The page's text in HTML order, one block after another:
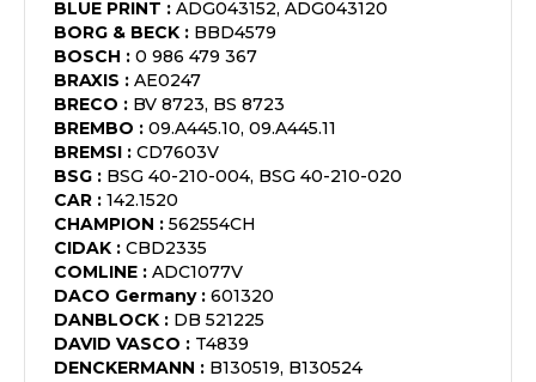
BLUE PRINT : ADG043152, ADG043120
BORG & BECK : BBD4579
BOSCH : 0 986 479 367
BRAXIS : AE0247
BRECO : BV 8723, BS 8723
BREMBO : 09.A445.10, 09.A445.11
BREMSI : CD7603V
BSG : BSG 40-210-004, BSG 40-210-020
CAR : 142.1520
CHAMPION : 562554CH
CIDAK : CBD2335
COMLINE : ADC1077V
DACO Germany: 601320
DANBLOCK : DB 521225
DAVID VASCO : T4839
DENCKERMANN : B130519, B130524